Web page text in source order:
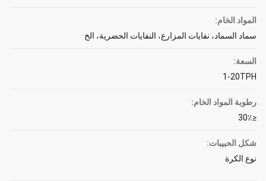
المواد الخام:
سماد السماد، نفايات المزارع، النفايات الحضرية، الخ
السعة:
1-20TPH
رطوبة المواد الخام:
≤30٪
شكل الحبيبات:
نوع الكرة